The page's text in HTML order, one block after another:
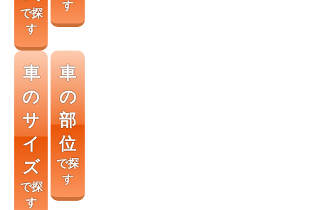
で探
す
す
車
の
サ
イ
ズ
で探
す
車
の
部
位
で探
す